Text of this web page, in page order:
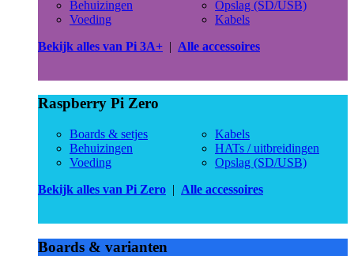
Behuizingen
Voeding
Opslag (SD/USB)
Kabels
Bekijk alles van Pi 3A+ | Alle accessoires
Raspberry Pi Zero
Boards & setjes
Behuizingen
Voeding
Kabels
HATs / uitbreidingen
Opslag (SD/USB)
Bekijk alles van Pi Zero | Alle accessoires
Boards & varianten